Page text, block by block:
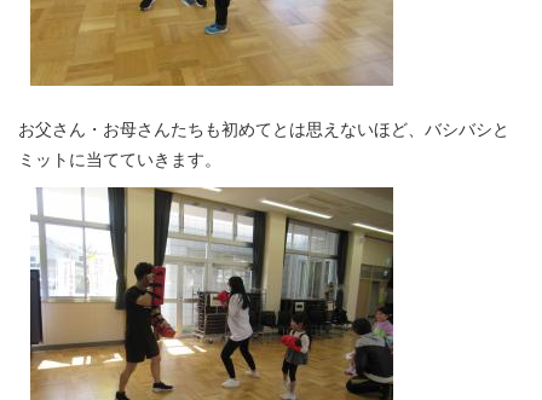
お父さん・お母さんたちも初めてとは思えないほど、バシバシと
ミットに当てていきます。